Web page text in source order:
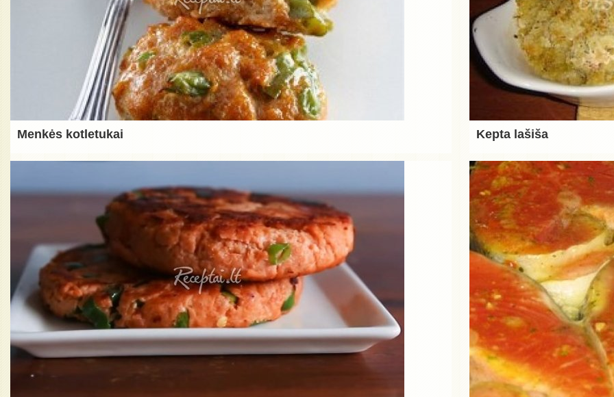
Menkės kotletukai Kepta lašiša